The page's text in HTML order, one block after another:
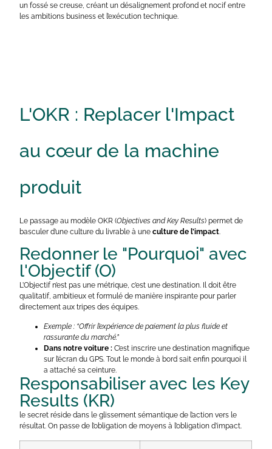
un fossé se creuse, créant un désalignement profond et nocif entre
les ambitions business et l’exécution technique.
L'OKR : Replacer l'Impact
au cœur de la machine
produit
Le passage au modèle OKR (Objectives and Key Results) permet de
basculer d’une culture du livrable à uneculture de l’impact
Redonner le "Pourquoi" avec
l'Objectif (O)
L’Objectif n’est pas une métrique, c’est une destination. Il doit être
qualitatif, ambitieux et formulé de manière inspirante pour parler
directement aux tripes des équipes.
Exemple : “Offrir l’expérience de paiement la plus fluide et
rassurante du marché.”
Dans notre voiture : C’est inscrire une destination magnifique
sur l’écran du GPS. Tout le monde à bord sait enfin pourquoi il
a attaché sa ceinture.
Responsabiliser avec les Key
Results (KR)
le secret réside dans le glissement sémantique de l’action vers le
résultat. On passe de l’obligation de moyens à l’obligation d’impact.